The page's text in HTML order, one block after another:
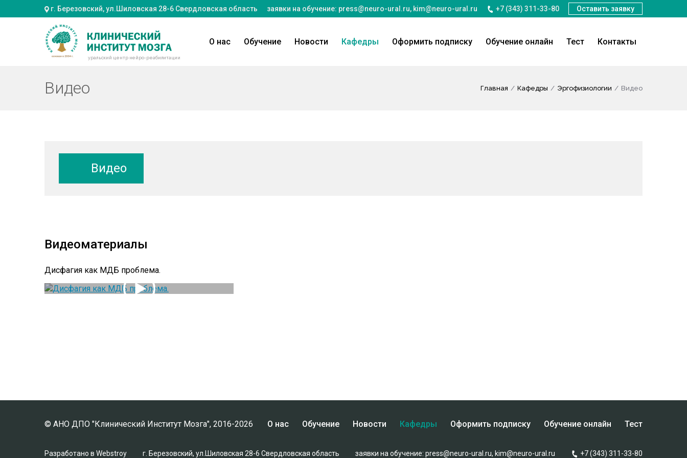
г. Березовский, ул.Шиловская 28-6 Свердловская область заявки на обучение: press@neuro-ural.ru, kim@neuro-ural.ru +7 (343) 311-33-80 Оставить заявку
уральский центр нейро-реабилитации
О нас Обучение Новости Кафедры Оформить подписку Обучение онлайн Тест Контакты
Видео Главная Кафедры Эргофизиологии Видео
Видео
Видеоматериалы
Дисфагия как МДБ проблема.
© АНО ДПО "Клинический Институт Мозга", 2016-2026 О нас Обучение Новости Кафедры Оформить подписку Обучение онлайн Тест
Разработано в Webstroy г. Березовский, ул.Шиловская 28-6 Свердловская область заявки на обучение: press@neuro-ural.ru, kim@neuro-ural.ru +7 (343) 311-33-80